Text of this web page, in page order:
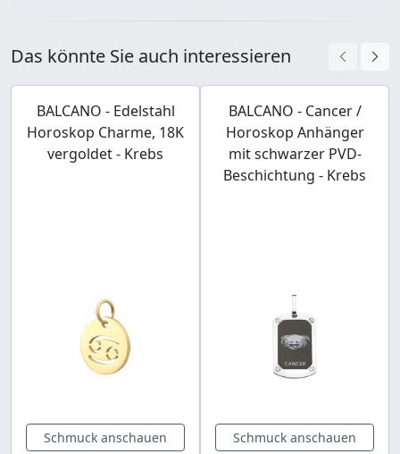
Das könnte Sie auch interessieren
BALCANO - Edelstahl
Horoskop Charme, 18K
vergoldet - Krebs
Schmuck anschauen
BALCANO - Cancer /
Horoskop Anhänger
mit schwarzer PVD-
Beschichtung - Krebs
Schmuck anschauen